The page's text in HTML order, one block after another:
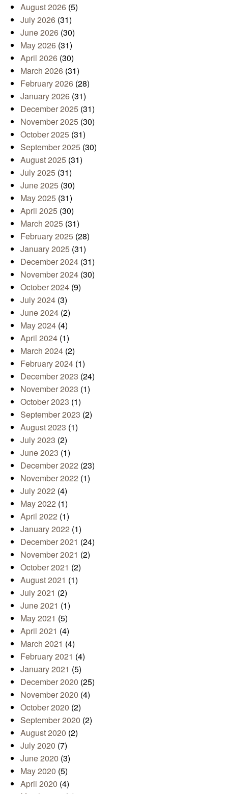
August 2026 (5)
July 2026 (31)
June 2026 (30)
May 2026 (31)
April 2026 (30)
March 2026 (31)
February 2026 (28)
January 2026 (31)
December 2025 (31)
November 2025 (30)
October 2025 (31)
September 2025 (30)
August 2025 (31)
July 2025 (31)
June 2025 (30)
May 2025 (31)
April 2025 (30)
March 2025 (31)
February 2025 (28)
January 2025 (31)
December 2024 (31)
November 2024 (30)
October 2024 (9)
July 2024 (3)
June 2024 (2)
May 2024 (4)
April 2024 (1)
March 2024 (2)
February 2024 (1)
December 2023 (24)
November 2023 (1)
October 2023 (1)
September 2023 (2)
August 2023 (1)
July 2023 (2)
June 2023 (1)
December 2022 (23)
November 2022 (1)
July 2022 (4)
May 2022 (1)
April 2022 (1)
January 2022 (1)
December 2021 (24)
November 2021 (2)
October 2021 (2)
August 2021 (1)
July 2021 (2)
June 2021 (1)
May 2021 (5)
April 2021 (4)
March 2021 (4)
February 2021 (4)
January 2021 (5)
December 2020 (25)
November 2020 (4)
October 2020 (2)
September 2020 (2)
August 2020 (2)
July 2020 (7)
June 2020 (3)
May 2020 (5)
April 2020 (4)